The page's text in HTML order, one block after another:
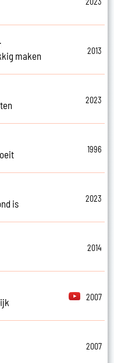
maken
2013
2023
1996
is
2023
2014
2007
2007